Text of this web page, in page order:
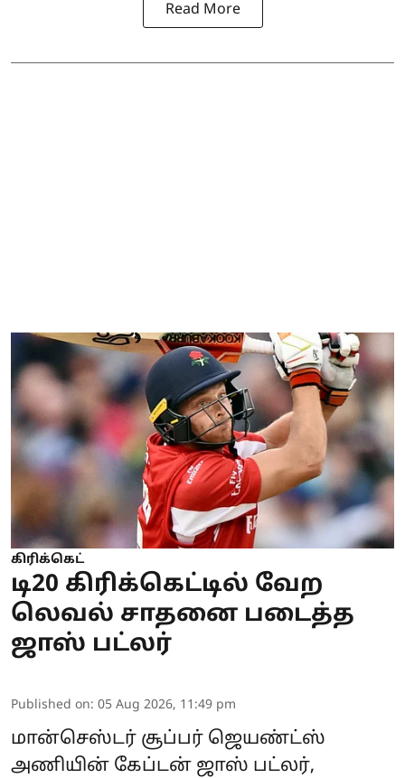
Read More
கிரிக்கெட்
டி20 கிரிக்கெட்டில் வேற
லெவல் சாதனை படைத்த
ஜாஸ் பட்லர்
Published on: 05 Aug 2026, 11:49 pm
மான்செஸ்டர் சூப்பர் ஜெயண்ட்ஸ்
அணியின் கேப்டன் ஜாஸ் பட்லர்,